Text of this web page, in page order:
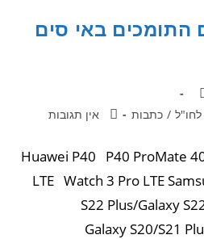
התומכים באי סים
/ כתבות אין תגובות
Huawei P40 P40 ProMate
LTE Watch 3 Pro LTE
S22 Plus/Galaxy
Galaxy S20/S21